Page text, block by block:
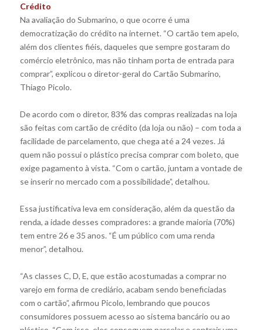
Crédito
Na avaliação do Submarino, o que ocorre é uma
democratização do crédito na internet. “O cartão tem apelo,
além dos clientes fiéis, daqueles que sempre gostaram do
comércio eletrônico, mas não tinham porta de entrada para
comprar”, explicou o diretor-geral do Cartão Submarino,
Thiago Picolo.
De acordo com o diretor, 83% das compras realizadas na loja
são feitas com cartão de crédito (da loja ou não) – com toda a
facilidade de parcelamento, que chega até a 24 vezes. Já
quem não possui o plástico precisa comprar com boleto, que
exige pagamento à vista. “Com o cartão, juntam a vontade de
se inserir no mercado com a possibilidade”, detalhou.
Essa justificativa leva em consideração, além da questão da
renda, a idade desses compradores: a grande maioria (70%)
tem entre 26 e 35 anos. “É um público com uma renda
menor”, detalhou.
“As classes C, D, E, que estão acostumadas a comprar no
varejo em forma de crediário, acabam sendo beneficiadas
com o cartão”, afirmou Picolo, lembrando que poucos
consumidores possuem acesso ao sistema bancário ou ao